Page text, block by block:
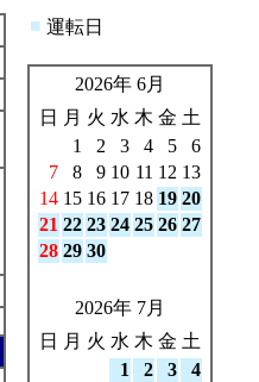
■ 運転日
2026年 6月
日
月 火 水 木 金 土
1
2 3 4 5
6
7
8 9 10 11 12 13
14 15 16 17 18 19 20
21 22 23 24 25 26 27
28 29 30
2026年 7月
日
月 火 水 木 金 土
1
2 3
4